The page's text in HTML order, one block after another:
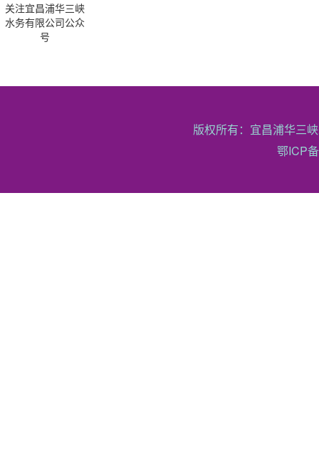
关注宜昌浦华三峡
水务有限公司公众
号
版权所有：宜昌浦华三
鄂ICP